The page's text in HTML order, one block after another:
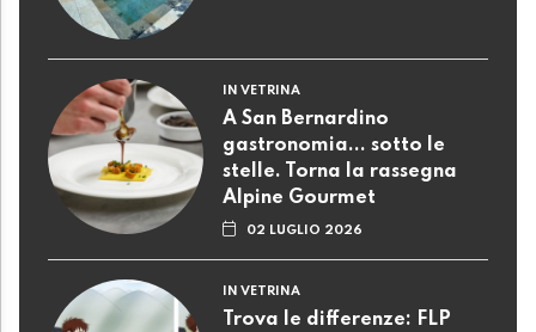
IN VETRINA
A San Bernardino
gastronomia... sotto le
stelle. Torna la rassegna
Alpine Gourmet
02 LUGLIO 2026
IN VETRINA
Trova le differenze: FLP